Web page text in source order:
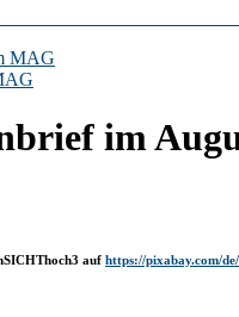
MAG
im
auf https://pixabay.com/